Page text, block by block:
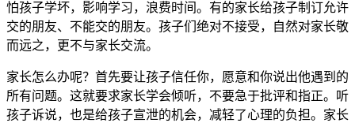
怕孩子学坏，影响学习，浪费时间。有的家长给孩子制订允许
交的朋友、不能交的朋友。孩子们绝对不接受，自然对家长敬
而远之，更不与家长交流。
家长怎么办呢？首先要让孩子信任你，愿意和你说出他遇到的
所有问题。这就要求家长学会倾听，不要急于批评和指正。听
孩子诉说，也是给孩子宣泄的机会，减轻了心理的负担。家长